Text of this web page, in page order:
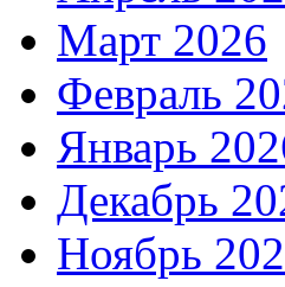
Март 2026
Февраль
Январь
Декабрь
Ноябрь